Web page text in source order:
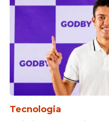
Padre Nilson
Irmã Kelly Patrícia
Ana Clara Rocha
10 de junho (quarta)
Tecnologia